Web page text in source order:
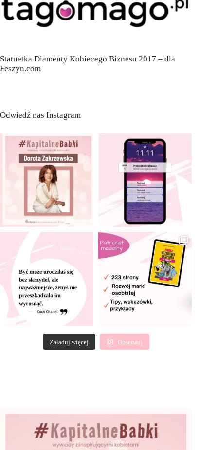
Statuetka Diamenty Kobiecego Biznesu 2017 – dla
Feszyn.com
Odwiedź nas Instagram
Załaduj więcej Obserwuj